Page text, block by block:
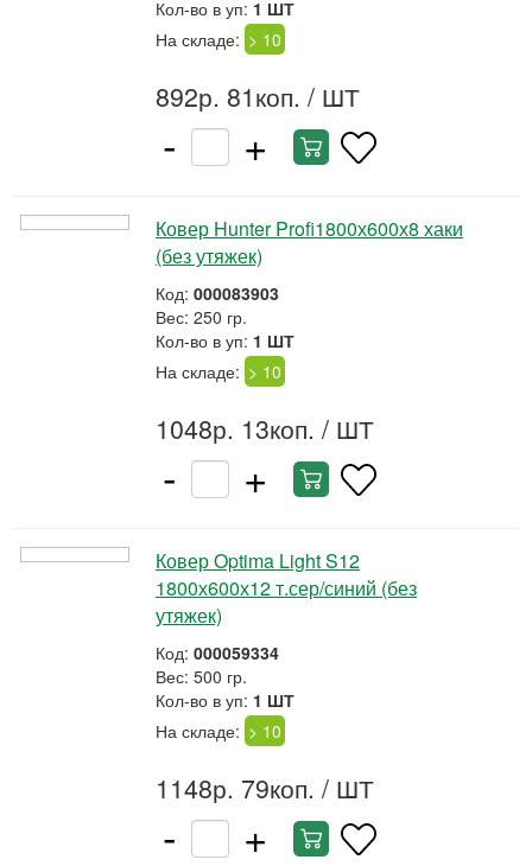
Кол-во в уп: 1 ШТ
На складе: > 10
892р. 81коп. / ШТ
- +
Ковер Hunter Profi1800х600х8 хаки
(без утяжек)
Код: 000083903
Вес: 250 гр.
Кол-во в уп: 1 ШТ
На складе: > 10
1048р. 13коп. / ШТ
- +
Ковер Optima Light S12
1800х600х12 т.сер/синий (без
утяжек)
Код: 000059334
Вес: 500 гр.
Кол-во в уп: 1 ШТ
На складе: > 10
1148р. 79коп. / ШТ
- +